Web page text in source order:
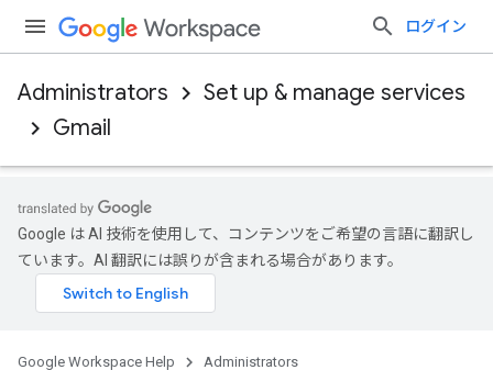
ログイン
Administrators
Set up & manage services
Gmail
Google は AI 技術を使用して、コンテンツをご希望の言語に翻訳し
ています。AI 翻訳には誤りが含まれる場合があります。
Google Workspace Help
Administrators